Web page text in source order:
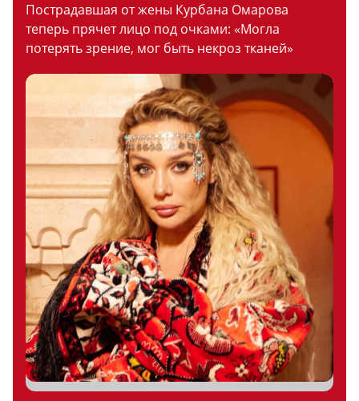
Пострадавшая от жены Курбана Омарова
теперь прячет лицо под очками: «Могла
потерять зрение, мог быть некроз тканей»